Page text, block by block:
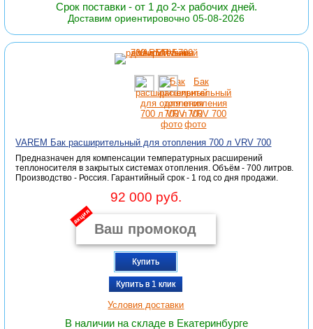
Срок поставки - от 1 до 2-х рабочих дней.
Доставим ориентировочно 05-08-2026
VAREM Бак расширительный для отопления 700 л VRV 700
Предназначен для компенсации температурных расширений
теплоносителя в закрытых системах отопления. Объём - 700 литров.
Производство - Россия. Гарантийный срок - 1 год со дня продажи.
92 000 руб.
акция
Купить
Купить в 1 клик
Условия доставки
В наличии на складе в Екатеринбурге